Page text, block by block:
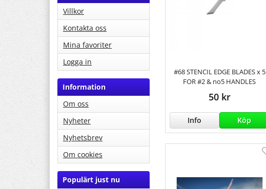
Villkor
Kontakta oss
Mina favoriter
Logga in
Information
Om oss
Nyheter
Nyhetsbrev
Om cookies
Populärt just nu
#68 STENCIL EDGE BLADES x 5
FOR #2 & no5 HANDLES
50 kr
Info Köp